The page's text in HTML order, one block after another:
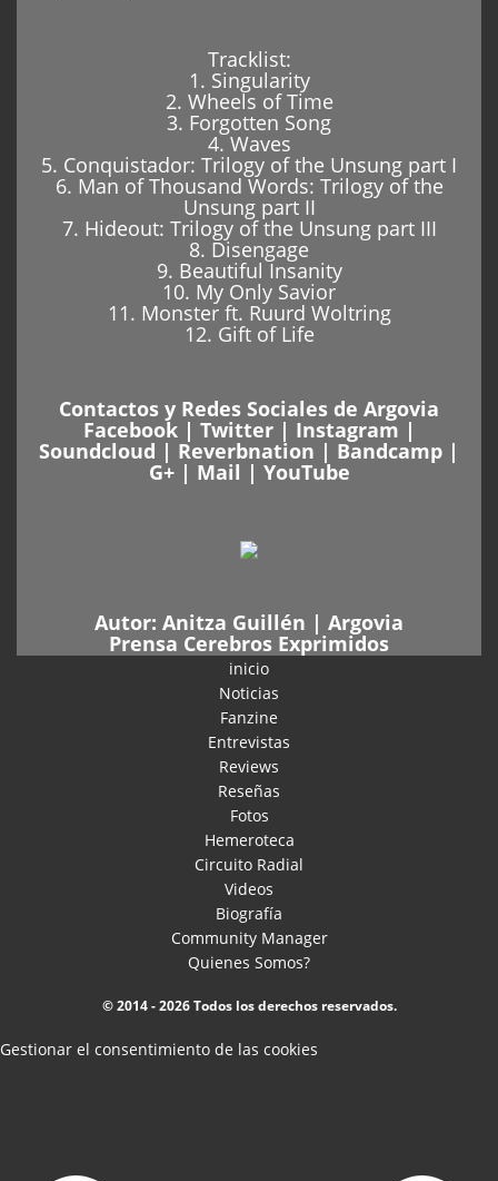
Tracklist:
1. Singularity
2. Wheels of Time
3. Forgotten Song
4. Waves
5. Conquistador: Trilogy of the Unsung part I
6. Man of Thousand Words: Trilogy of the
Unsung part II
7. Hideout: Trilogy of the Unsung part III
8. Disengage
9. Beautiful Insanity
10. My Only Savior
11. Monster ft. Ruurd Woltring
12. Gift of Life
Contactos y Redes Sociales de Argovia
Facebook| Twitter| Instagram |
Soundcloud | Reverbnation | Bandcamp |
G+| Mail | YouTube
Autor: Anitza Guillén | Argovia
Prensa Cerebros Exprimidos
inicio
Noticias
Fanzine
Entrevistas
Reviews
Reseñas
Fotos
Hemeroteca
Circuito Radial
Videos
Biografía
Community Manager
Quienes Somos?
© 2014 - 2026 Todos los derechos reservados.
Gestionar el consentimiento de las cookies